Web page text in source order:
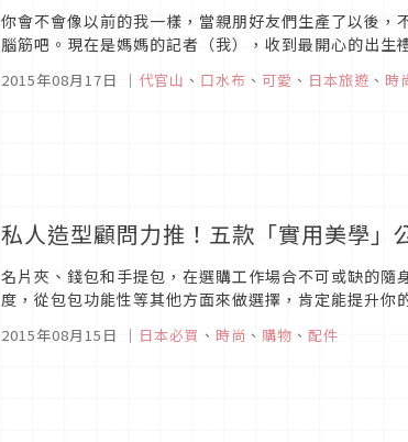
你會不會像以前的我一樣，當親朋好友們生產了以後
腦筋吧。現在是媽媽的記者（我），收到最開心的出
2015年08月17日 ｜ 代官山 、 口水布 、 可愛 、 日本旅遊 、 時
私人造型顧問力推！五款「實用美學」
名片夾、錢包和手提包，在選購工作場合不可或缺的
度，從包包功能性等其他方面來做選擇，肯定能提升
2015年08月15日 ｜ 日本必買 、 時尚 、 購物 、 配件